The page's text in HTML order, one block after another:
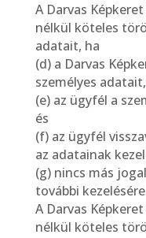
A Darvas
nélkül köteles
adatait, ha
(d) a Darvas
személyes
(e) az ügyfél a
és
(f) az ügyfél
az adatainak
(g) nincs más
további
A Darvas
nélkül köteles